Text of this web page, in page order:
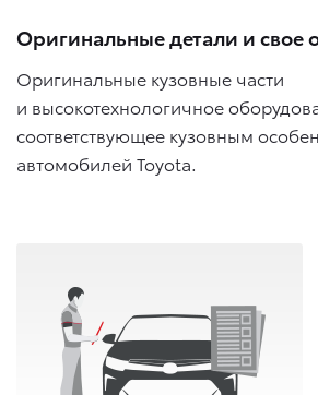
Оригинальные детали и свое
Оригинальные кузовные части
и высокотехнологичное
соответствующее кузовным
автомобилей Toyota.